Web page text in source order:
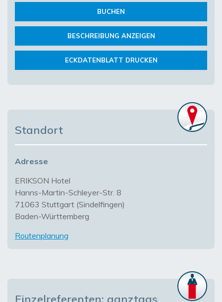
BUCHEN
BESCHREIBUNG ANZEIGEN
ECKDATENBLATT DRUCKEN
Standort
Adresse
ERIKSON Hotel
Hanns-Martin-Schleyer-Str. 8
71063 Stuttgart (Sindelfingen)
Baden-Württemberg
Routenplanung
Einzelreferenten: ganztags